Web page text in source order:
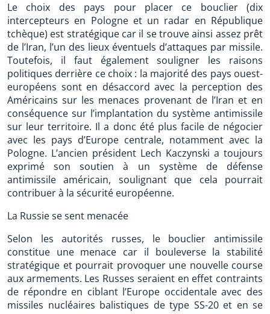
Le choix des pays pour placer ce bouclier (dix
intercepteurs en Pologne et un radar en République
tchèque) est stratégique car il se trouve ainsi assez prêt
de l’Iran, l’un des lieux éventuels d’attaques par missile.
Toutefois, il faut également souligner les raisons
politiques derrière ce choix : la majorité des pays ouest-
européens sont en désaccord avec la perception des
Américains sur les menaces provenant de l’Iran et en
conséquence sur l’implantation du système antimissile
sur leur territoire. Il a donc été plus facile de négocier
avec les pays d’Europe centrale, notamment avec la
Pologne. L’ancien président Lech Kaczynski a toujours
exprimé son soutien à un système de défense
antimissile américain, soulignant que cela pourrait
contribuer à la sécurité européenne.
La Russie se sent menacée
Selon les autorités russes, le bouclier antimissile
constitue une menace car il bouleverse la stabilité
stratégique et pourrait provoquer une nouvelle course
aux armements. Les Russes seraient en effet contraints
de répondre en ciblant l’Europe occidentale avec des
missiles nucléaires balistiques de type SS-20 et en se